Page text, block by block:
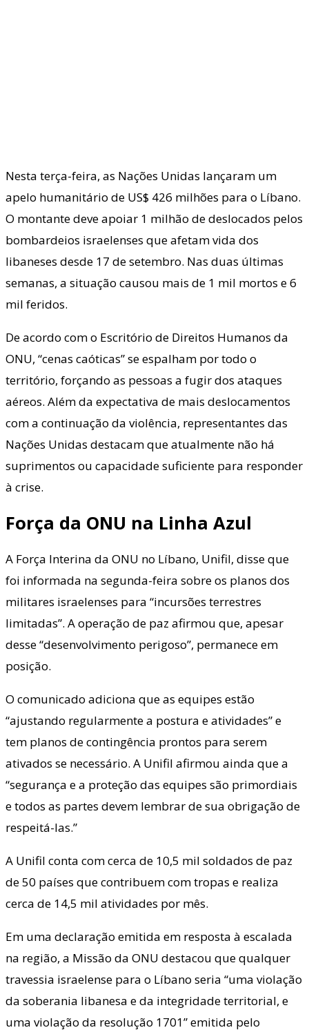
Nesta terça-feira, as Nações Unidas lançaram um
apelo humanitário de US$ 426 milhões para o Líbano.
O montante deve apoiar 1 milhão de deslocados pelos
bombardeios israelenses que afetam vida dos
libaneses desde 17 de setembro. Nas duas últimas
semanas, a situação causou mais de 1 mil mortos e 6
mil feridos.
De acordo com o Escritório de Direitos Humanos da
ONU, “cenas caóticas” se espalham por todo o
território, forçando as pessoas a fugir dos ataques
aéreos. Além da expectativa de mais deslocamentos
com a continuação da violência, representantes das
Nações Unidas destacam que atualmente não há
suprimentos ou capacidade suficiente para responder
à crise.
Força da ONU na Linha Azul
A Força Interina da ONU no Líbano, Unifil, disse que
foi informada na segunda-feira sobre os planos dos
militares israelenses para “incursões terrestres
limitadas”. A operação de paz afirmou que, apesar
desse “desenvolvimento perigoso”, permanece em
posição.
O comunicado adiciona que as equipes estão
“ajustando regularmente a postura e atividades” e
tem planos de contingência prontos para serem
ativados se necessário. A Unifil afirmou ainda que a
“segurança e a proteção das equipes são primordiais
e todos as partes devem lembrar de sua obrigação de
respeitá-las.”
A Unifil conta com cerca de 10,5 mil soldados de paz
de 50 países que contribuem com tropas e realiza
cerca de 14,5 mil atividades por mês.
Em uma declaração emitida em resposta à escalada
na região, a Missão da ONU destacou que qualquer
travessia israelense para o Líbano seria “uma violação
da soberania libanesa e da integridade territorial, e
uma violação da resolução 1701” emitida pelo